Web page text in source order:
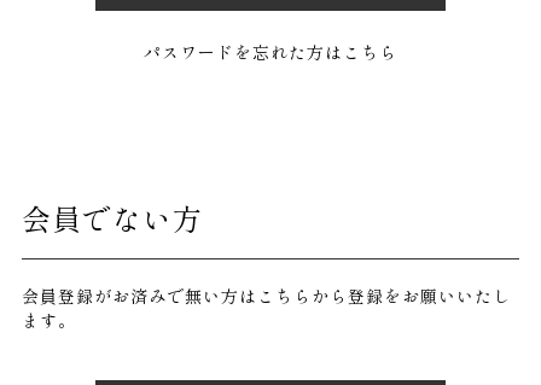
パスワードを忘れた方はこちら
会員でない方
会員登録がお済みで無い方はこちらから登録をお願いいたし
ます。